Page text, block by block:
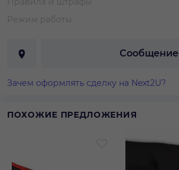
Режим работы
Сообщение
Зачем оформлять сделку на Next2U?
ПОХОЖИЕ ПРЕДЛОЖЕНИЯ